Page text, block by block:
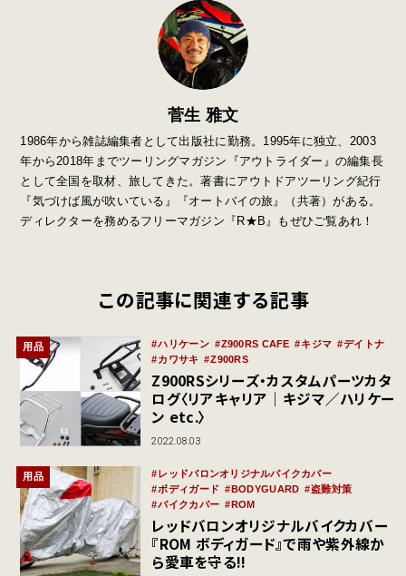
菅生 雅文
1986年から雑誌編集者として出版社に勤務。1995年に独立、2003
年から2018年までツーリングマガジン『アウトライダー』の編集長
として全国を取材、旅してきた。著書にアウトドアツーリング紀行
『気づけば風が吹いている』『オートバイの旅』（共著）がある。
ディレクターを務めるフリーマガジン『R★B』もぜひご覧あれ！
この記事に関連する記事
用品 ハリケーン Z900RS CAFE キジマ
デイトナ
カワサキ
Z900RS
Z900RSシリーズ・カスタムパーツカタ
ログ〈リアキャリア｜キジマ／ハリケー
ン etc.〉
2022.08.03
用品
レッドバロンオリジナルバイクカバー
ボディガード
BODYGUARD
盗難対策
バイクカバー
ROM
レッドバロンオリジナルバイクカバー
『ROM ボディガード』で雨や紫外線か
ら愛車を守る!!